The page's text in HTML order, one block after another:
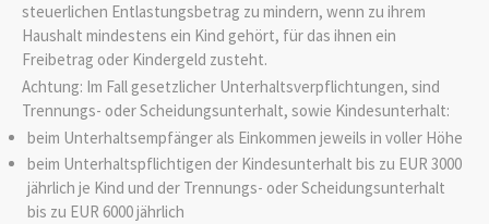
steuerlichen Entlastungsbetrag zu mindern, wenn zu ihrem
Haushalt mindestens ein Kind gehört, für das ihnen ein
Freibetrag oder Kindergeld zusteht.
Achtung: Im Fall gesetzlicher Unterhaltsverpflichtungen, sind
Trennungs- oder Scheidungsunterhalt, sowie Kindesunterhalt:
beim Unterhaltsempfänger als Einkommen jeweils in voller Höhe
beim Unterhaltspflichtigen der Kindesunterhalt bis zu EUR 3000
jährlich je Kind und der Trennungs- oder Scheidungsunterhalt
bis zu EUR 6000 jährlich